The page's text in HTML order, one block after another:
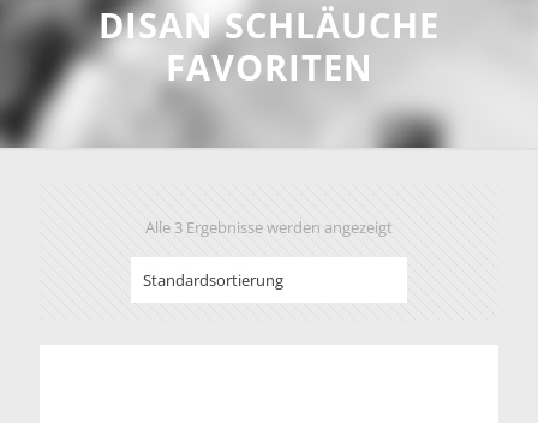
DISAN SCHLÄUCHE
FAVORITEN
Alle 3 Ergebnisse werden angezeigt